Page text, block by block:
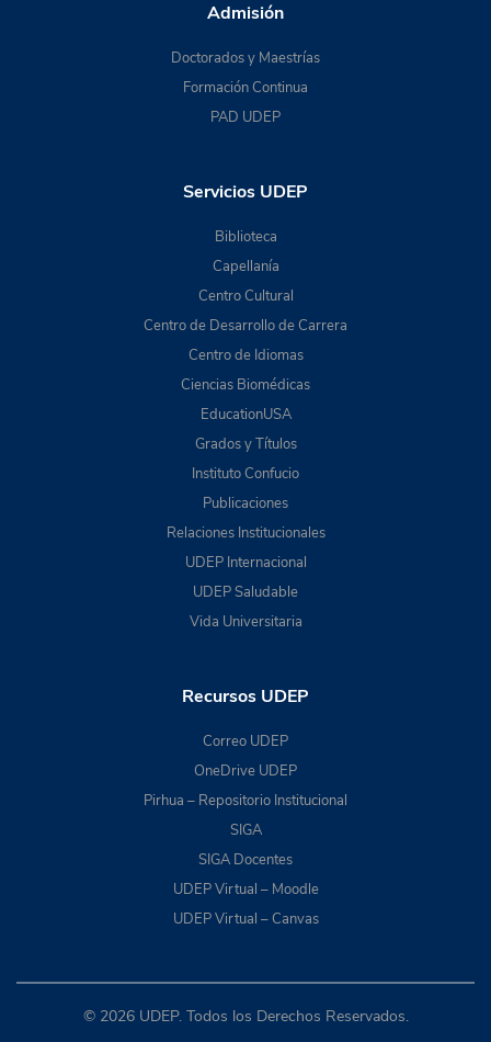
Admisión
Doctorados y Maestrías
Formación Continua
PAD UDEP
Servicios UDEP
Biblioteca
Capellanía
Centro Cultural
Centro de Desarrollo de Carrera
Centro de Idiomas
Ciencias Biomédicas
EducationUSA
Grados y Títulos
Instituto Confucio
Publicaciones
Relaciones Institucionales
UDEP Internacional
UDEP Saludable
Vida Universitaria
Recursos UDEP
Correo UDEP
OneDrive UDEP
Pirhua – Repositorio Institucional
SIGA
SIGA Docentes
UDEP Virtual – Moodle
UDEP Virtual – Canvas
© 2026 UDEP. Todos los Derechos Reservados.